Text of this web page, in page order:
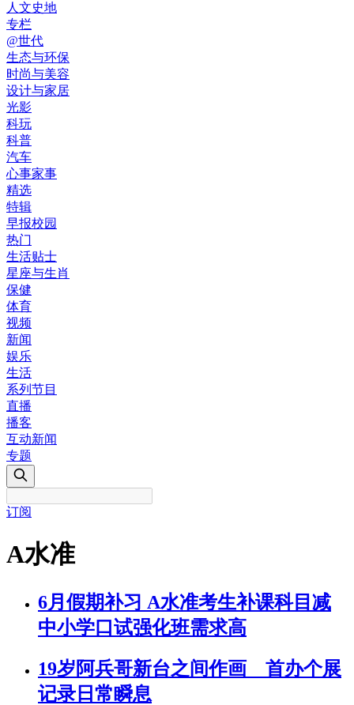
人文史地
专栏
@世代
生态与环保
时尚与美容
设计与家居
光影
科玩
科普
汽车
心事家事
精选
特辑
早报校园
热门
生活贴士
星座与生肖
保健
体育
视频
新闻
娱乐
生活
系列节目
直播
播客
互动新闻
专题
订阅
A水准
6月假期补习 A水准考生补课科目减
中小学口试强化班需求高
19岁阿兵哥新台之间作画 首办个展
记录日常瞬息